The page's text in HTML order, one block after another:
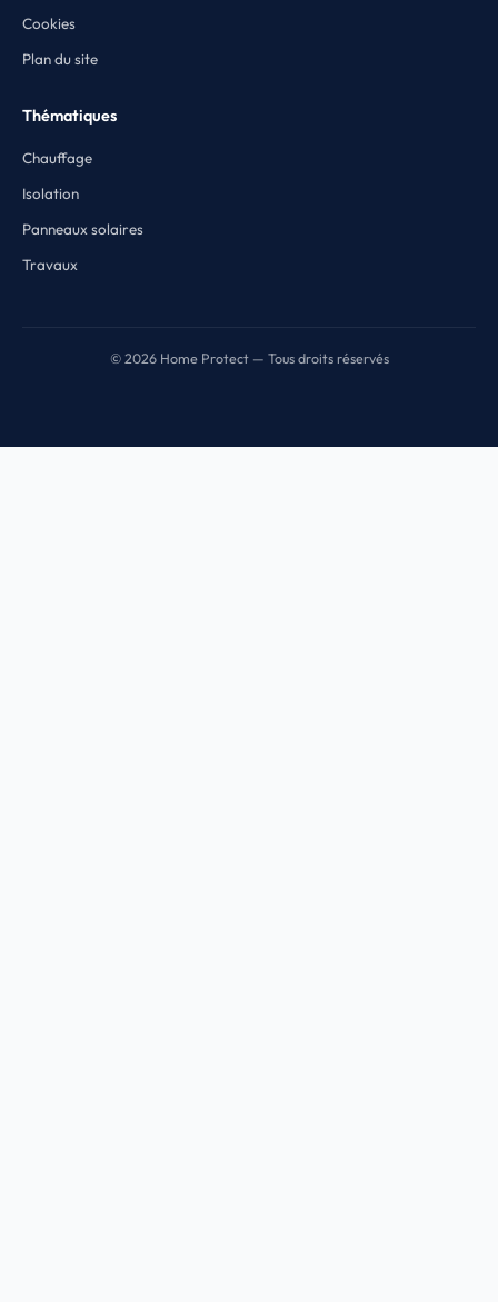
Cookies
Plan du site
Thématiques
Chauffage
Isolation
Panneaux solaires
Travaux
© 2026 Home Protect — Tous droits réservés